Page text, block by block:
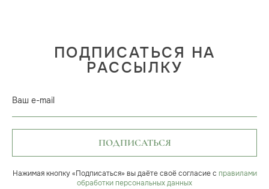
ПОДПИСАТЬСЯ НА
РАССЫЛКУ
Ваш e-mail
ПОДПИСАТЬСЯ
Нажимая кнопку «Подписаться» вы даёте своё согласие с правилами
обработки персональных данных